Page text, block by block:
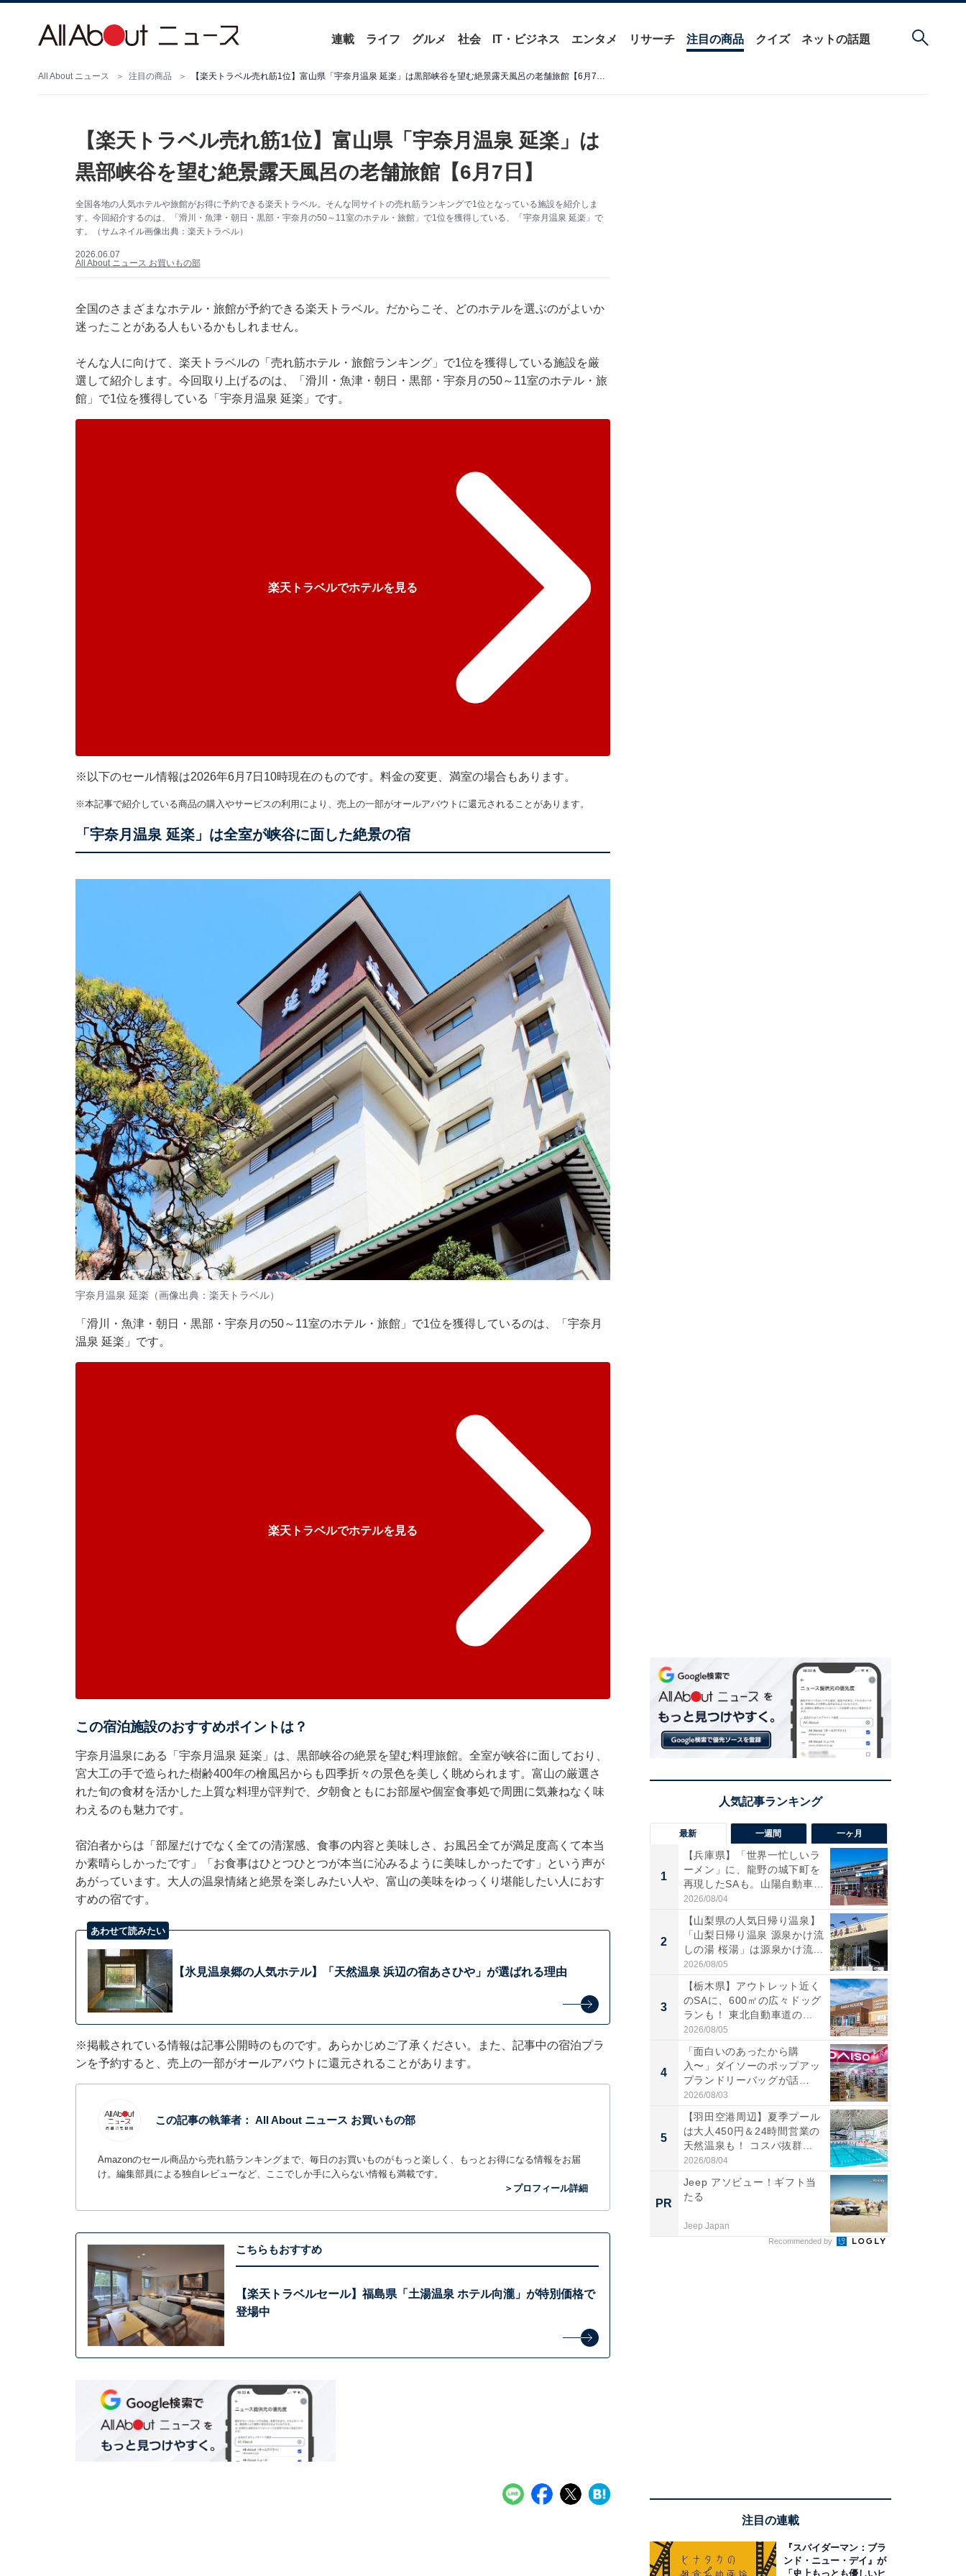
連載 ライフ グルメ 社会 IT・ビジネス エンタメ リサーチ 注目の商品 クイズ ネットの話題
All About ニュース 注目の商品 【楽天トラベル売れ筋1位】富山県「宇奈月温泉 延楽」は黒部峡谷を望む絶景露天風呂の老舗旅館【6月7日】
【楽天トラベル売れ筋1位】富山県「宇奈月温泉 延楽」は
黒部峡谷を望む絶景露天風呂の老舗旅館【6月7日】
全国各地の人気ホテルや旅館がお得に予約できる楽天トラベル。そんな同サイトの売れ筋ランキングで1位となっている施設を紹介しま
す。今回紹介するのは、「滑川・魚津・朝日・黒部・宇奈月の50～11室のホテル・旅館」で1位を獲得している、「宇奈月温泉 延楽」で
す。（サムネイル画像出典：楽天トラベル）
2026.06.07
All About ニュース お買いもの部
全国のさまざまなホテル・旅館が予約できる楽天トラベル。だからこそ、どのホテルを選ぶのがよいか
迷ったことがある人もいるかもしれません。
そんな人に向けて、 楽天トラベルの「売れ筋ホテル・旅館ランキング」で1位を獲得している施設を厳
選して紹介します。今回取り上げるのは、「滑川・魚津・朝日・黒部・宇奈月の50～11室のホテル・旅
館」で1位を獲得している「宇奈月温泉 延楽」です。
楽天トラベルでホテルを見る
※以下のセール情報は2026年6月7日10時現在のものです。料金の変更、満室の場合もあります。
※本記事で紹介している商品の購入やサービスの利用により、売上の一部がオールアバウトに還元されることがあります。
「宇奈月温泉 延楽」は全室が峡谷に面した絶景の宿
宇奈月温泉 延楽（画像出典：楽天トラベル）
「滑川・魚津・朝日・黒部・宇奈月の50～11室のホテル・旅館」で1位を獲得しているのは、「宇奈月
温泉 延楽」です。
楽天トラベルでホテルを見る
この宿泊施設のおすすめポイントは？
宇奈月温泉にある「宇奈月温泉 延楽」は、黒部峡谷の絶景を望む料理旅館。全室が峡谷に面しており、
宮大工の手で造られた樹齢400年の檜風呂からも四季折々の景色を美しく眺められます。富山の厳選さ
れた旬の食材を活かした上質な料理が評判で、夕朝食ともにお部屋や個室食事処で周囲に気兼ねなく味
わえるのも魅力です。
宿泊者からは「部屋だけでなく全ての清潔感、食事の内容と美味しさ、お風呂全てが満足度高くて本当
か素晴らしかったです」「お食事はひとつひとつが本当に沁みるように美味しかったです」という声が
あがっています。大人の温泉情緒と絶景を楽しみたい人や、富山の美味をゆっくり堪能したい人におす
すめの宿です。
あわせて読みたい
【氷見温泉郷の人気ホテル】「天然温泉 浜辺の宿あさひや」が選ばれる理由
※掲載されている情報は記事公開時のものです。あらかじめご了承ください。また、記事中の宿泊プラ
ンを予約すると、売上の一部がオールアバウトに還元されることがあります。
この記事の執筆者： All About ニュース お買いもの部
Amazonのセール商品から売れ筋ランキングまで、毎日のお買いものがもっと楽しく、もっとお得になる情報をお届
け。編集部員による独自レビューなど、ここでしか手に入らない情報も満載です。
＞プロフィール詳細
こちらもおすすめ
【楽天トラベルセール】福島県「土湯温泉 ホテル向瀧」が特別価格で
登場中
最新 一週間 一ヶ月
1
【兵庫県】「世界一忙しいラ
ーメン」に、龍野の城下町を
再現したSAも。山陽自動車
道...
2026/08/04
2
【山梨県の人気日帰り温泉】
「山梨日帰り温泉 源泉かけ流
しの湯 桜湯」は源泉かけ流...
2026/08/05
3
【栃木県】アウトレット近く
のSAに、600㎡の広々ドッグ
ランも！ 東北自動車道の...
2026/08/05
4
「面白いのあったから購
入〜」ダイソーのポップアッ
プランドリーバッグが話
題。“さま...
2026/08/03
5
【羽田空港周辺】夏季プール
は大人450円＆24時間営業の
天然温泉も！ コスパ抜群...
2026/08/04
PR
Jeep アソビュー！ギフト当
たる
Jeep Japan
Recommended by
注目の連載
『スパイダーマン：ブラ
ンド・ニュー・デイ』が
「史上もっとも優しいヒ